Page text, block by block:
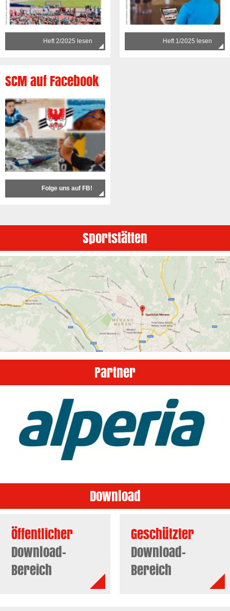
Heft 2/2025 lesen Heft 1/2025 lesen
SCM auf Facebook
Folge uns auf FB!
Sportstätten
Partner
Download
Öffentlicher
Download-
Bereich
Geschützter
Download-
Bereich